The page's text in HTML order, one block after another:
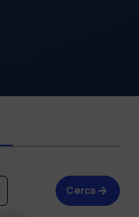
Cerca